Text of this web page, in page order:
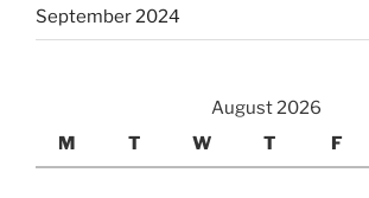
September 2024
August 2026
M
T W T F